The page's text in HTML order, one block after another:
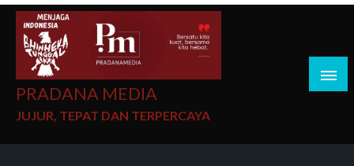
PRADANA MEDIA
JUJUR, TEPAT DAN TERPERCAYA